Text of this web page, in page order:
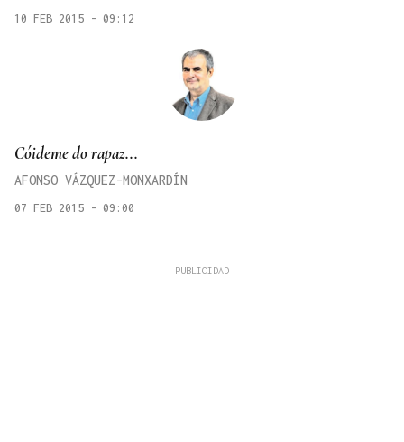
10 FEB 2015 - 09:12
Cóideme do rapaz...
AFONSO VÁZQUEZ-MONXARDÍN
07 FEB 2015 - 09:00